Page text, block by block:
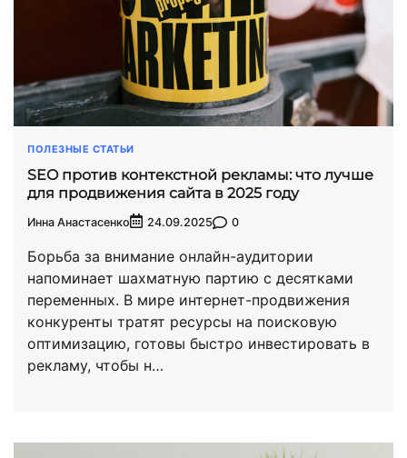
ПОЛЕЗНЫЕ СТАТЬИ
SEO против контекстной рекламы: что лучше
для продвижения сайта в 2025 году
Инна Анастасенко 24.09.2025 0
Борьба за внимание онлайн-аудитории
напоминает шахматную партию с десятками
переменных. В мире интернет-продвижения
конкуренты тратят ресурсы на поисковую
оптимизацию, готовы быстро инвестировать в
рекламу, чтобы н…